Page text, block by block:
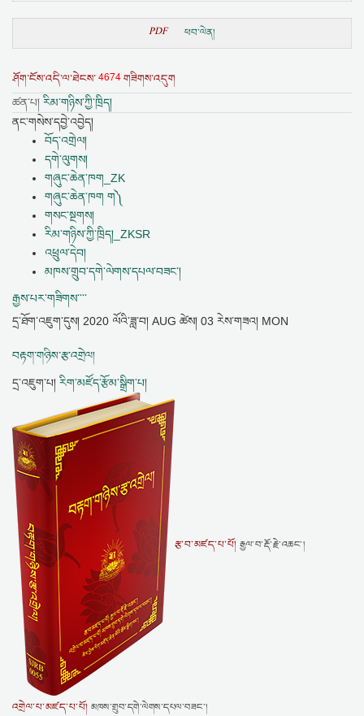
PDF ཕབ་ལེན།
ཤོག་ངོས་འདི་ལ་ཐེངས་4674གཟིགས་འདུག
ཚན་པ། རིམ་གཉིས་ཀྱི་ཁྲིད།
ནང་གསེས་དབྱེ་འབྱེད།
བོད་འགྲེལ།
དགེ་ལུགས།
གཞུང་ཆེན་ཁག_ZK
གཞུང་ཆེན་ཁག ག༽
གསང་སྔགས།
རིམ་གཉིས་ཀྱི་ཁྲིད།_ZKSR
འཕྲུལ་དེབ།
མཁས་གྲུབ་དགེ་ལེགས་དཔལ་བཟང་།
རྒྱས་པར་གཟིགས་་་་
དྲ་ཐོག་འཇུག་དུས། 2020 ལོའི་ཟླ་བ། AUG ཚེས། 03 རེས་གཟའ། MON
བརྟག་གཉིས་རྩ་འགྲེལ།
དྲ་འཇུག་པ། རིག་མཛོད་རྩོམ་སྒྲིག་པ།
རྩ་བ་མཛད་པ་པོ།རྒྱལ་བ་རྡོ་རྗེ་འཆང་།
འགྲེལ་པ་མཛད་པ་པོ།མཁས་གྲུབ་དགེ་ལེགས་དཔལ་བཟང་།